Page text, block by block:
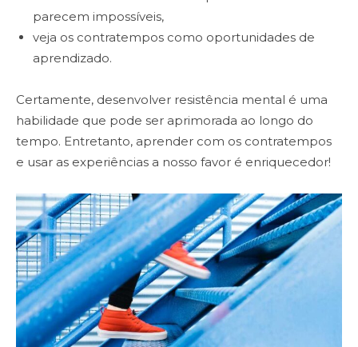
parecem impossíveis,
veja os contratempos como oportunidades de
aprendizado.
Certamente, desenvolver resistência mental é uma
habilidade que pode ser aprimorada ao longo do
tempo. Entretanto, aprender com os contratempos
e usar as experiências a nosso favor é enriquecedor!